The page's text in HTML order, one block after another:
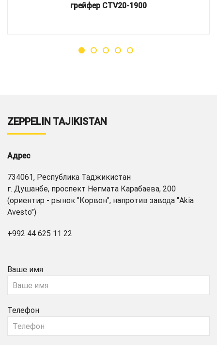
грейфер CTV20-1900
ZEPPELIN TAJIKISTAN
Адрес
734061, Республика Таджикистан
г. Душанбе, проспект Негмата Карабаева, 200
(ориентир - рынок "Корвон", напротив завода "Akia
Avesto")
+992 44 625 11 22
Ваше имя
Телефон